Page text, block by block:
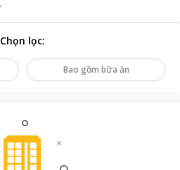
Chọn lọc:
Bao gồm bữa ăn